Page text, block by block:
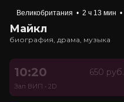
Великобритания • 2 ч 13 мин •
Майкл
биография, драма, музыка
10:20 650 руб.
Зал ВИП • 2D